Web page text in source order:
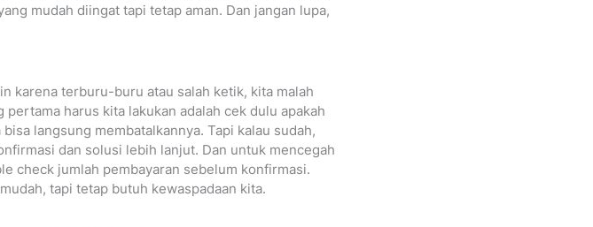
mudah diingat tapi tetap aman. Dan jangan lupa,
karena terburu-buru atau salah ketik, kita malah
harus kita lakukan adalah cek dulu apakah
langsung membatalkannya. Tapi kalau sudah,
dan solusi lebih lanjut. Dan untuk mencegah
check jumlah pembayaran sebelum konfirmasi.
tapi tetap butuh kewaspadaan kita.